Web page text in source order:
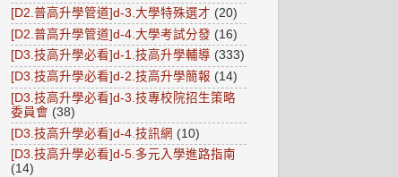
[D2.普高升學管道]d-3.大學特殊選才 (20)
[D2.普高升學管道]d-4.大學考試分發 (16)
[D3.技高升學必看]d-1.技高升學輔導 (333)
[D3.技高升學必看]d-2.技高升學簡報 (14)
[D3.技高升學必看]d-3.技專校院招生策略
委員會 (38)
[D3.技高升學必看]d-4.技訊網 (10)
[D3.技高升學必看]d-5.多元入學進路指南
(14)